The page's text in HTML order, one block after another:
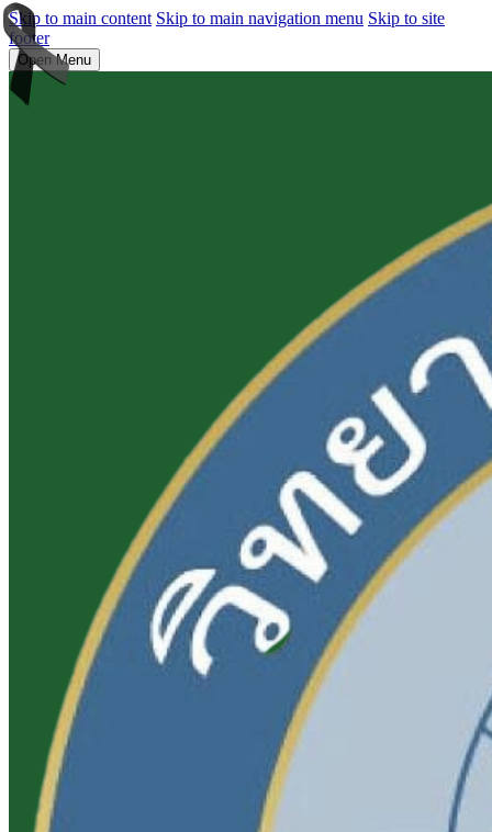
Skip to main content Skip to main navigation menu Skip to site
footer
Open Menu